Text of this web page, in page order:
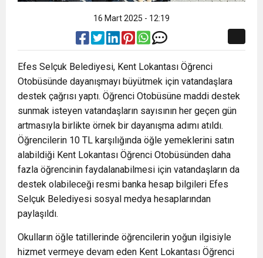
16 Mart 2025 - 12:19
Efes Selçuk Belediyesi, Kent Lokantası Öğrenci
Otobüsünde dayanışmayı büyütmek için vatandaşlara
destek çağrısı yaptı. Öğrenci Otobüsüne maddi destek
sunmak isteyen vatandaşların sayısının her geçen gün
artmasıyla birlikte örnek bir dayanışma adımı atıldı.
Öğrencilerin 10 TL karşılığında öğle yemeklerini satın
alabildiği Kent Lokantası Öğrenci Otobüsünden daha
fazla öğrencinin faydalanabilmesi için vatandaşların da
destek olabileceği resmi banka hesap bilgileri Efes
Selçuk Belediyesi sosyal medya hesaplarından
paylaşıldı.
Okulların öğle tatillerinde öğrencilerin yoğun ilgisiyle
hizmet vermeye devam eden Kent Lokantası Öğrenci